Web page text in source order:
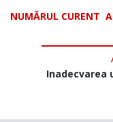
NUMĂRUL CURENT
Inadecvarea